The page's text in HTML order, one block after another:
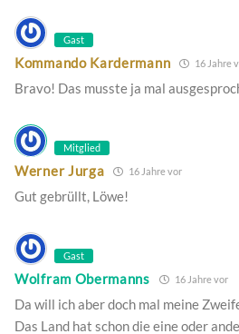
Gast
Kommando Kardermann 16 Jahre
Bravo! Das musste ja mal
Mitglied
Werner Jurga 16 Jahre vor
Gut gebrüllt, Löwe!
Gast
Wolfram Obermanns 16 Jahre vor
Da will ich aber doch mal meine
Das Land hat schon die eine oder